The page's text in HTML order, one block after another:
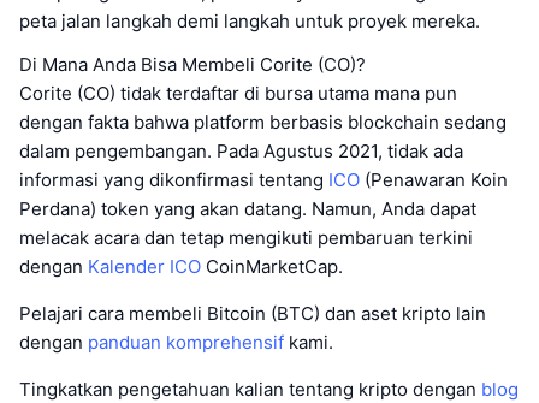
peta jalan langkah demi langkah untuk proyek mereka.
Di Mana Anda Bisa Membeli Corite (CO)?
Corite (CO) tidak terdaftar di bursa utama mana pun
dengan fakta bahwa platform berbasis blockchain sedang
dalam pengembangan. Pada Agustus 2021, tidak ada
informasi yang dikonfirmasi tentang ICO (Penawaran Koin
Perdana) token yang akan datang. Namun, Anda dapat
melacak acara dan tetap mengikuti pembaruan terkini
dengan Kalender ICO CoinMarketCap.
Pelajari cara membeli Bitcoin (BTC) dan aset kripto lain
dengan panduan komprehensif kami.
Tingkatkan pengetahuan kalian tentang kripto dengan blog